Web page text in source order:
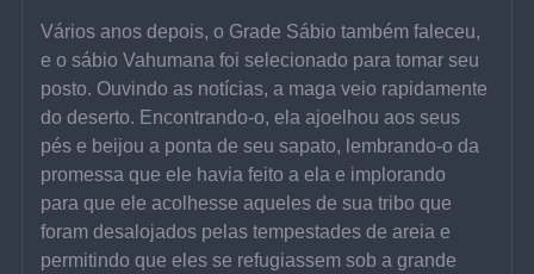
Vários anos depois, o Grade Sábio também faleceu,
e o sábio Vahumana foi selecionado para tomar seu
posto. Ouvindo as notícias, a maga veio rapidamente
do deserto. Encontrando-o, ela ajoelhou aos seus
pés e beijou a ponta de seu sapato, lembrando-o da
promessa que ele havia feito a ela e implorando
para que ele acolhesse aqueles de sua tribo que
foram desalojados pelas tempestades de areia e
permitindo que eles se refugiassem sob a grande